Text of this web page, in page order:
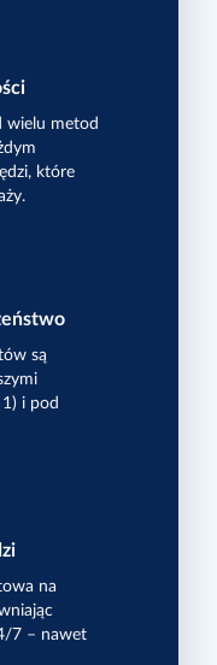
wielu metod
które
są
i pod
na
7 – nawet